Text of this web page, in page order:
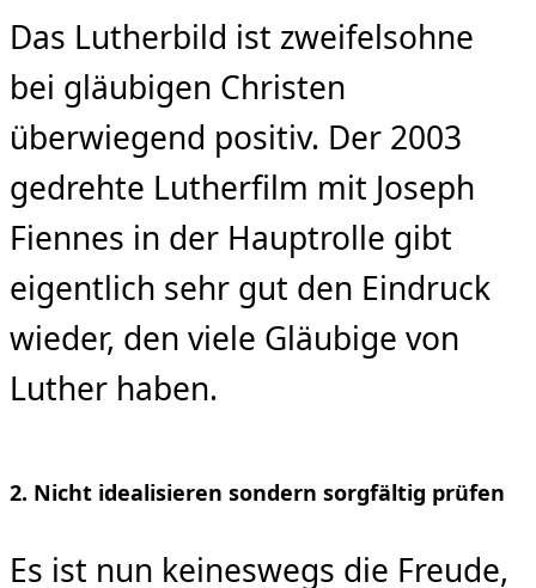
Das Lutherbild ist zweifelsohne
bei gläubigen Christen
überwiegend positiv. Der 2003
gedrehte Lutherfilm mit Joseph
Fiennes in der Hauptrolle gibt
eigentlich sehr gut den Eindruck
wieder, den viele Gläubige von
Luther haben.
2. Nicht idealisieren sondern sorgfältig prüfen
Es ist nun keineswegs die Freude,